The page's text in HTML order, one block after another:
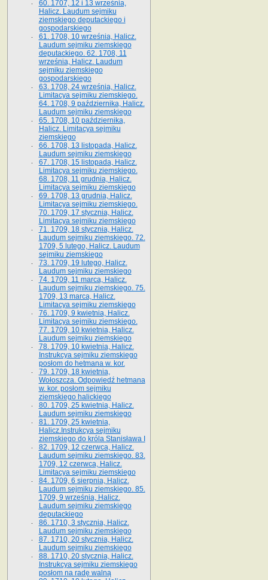
60. 1707, 12 i 13 września,
Halicz. Laudum sejmiku
ziemskiego deputackiego i
gospodarskiego
61. 1708, 10 września, Halicz.
Laudum sejmiku ziemskiego
deputackiego. 62. 1708, 11
września, Halicz. Laudum
sejmiku ziemskiego
gospodarskiego
63. 1708, 24 września, Halicz.
Limitacya sejmiku ziemskiego.
64. 1708, 9 października, Halicz.
Laudum sejmiku ziemskiego
65­. 1708, 10 października,
Halicz. Limitacya sejmiku
ziemskiego
66. 1708, 13 listopada, Halicz.
Laudum sejmiku ziemskiego
67. 1708, 15 listopada, Halicz.
Limitacya sejmiku ziemskiego.
68. 1708, 11 grudnia, Halicz.
Limitacya sejmiku ziemskiego
69. 1708, 13 grudnia, Halicz.
Limitacya sejmiku ziemskiego.
70. 1709, 17 stycznia, Halicz.
Limitacya sejmiku ziemskiego
71. 1709, 18 stycznia, Halicz.
Laudum sejmiku ziemskiego. 72.
1709, 5 lutego, Halicz. Laudum
sejmiku ziemskiego
73. 1709, 19 lutego, Halicz.
Laudum sejmiku ziemskiego
74. 1709, 11 marca, Halicz.
Laudum sejmiku ziemskiego. 75.
1709, 13 marca, Halicz.
Limitacya sejmiku ziemskiego
76. 1709, 9 kwietnia, Halicz.
Limitacya sejmiku ziemskiego.
77. 1709, 10 kwietnia, Halicz.
Laudum sejmiku ziemskiego
78. 1709, 10 kwietnia, Halicz.
Instrukcya sejmiku ziemskiego
posłom do hetmana w. kor.
79. 1709, 18 kwietnia,
Wołoszcza. Odpowiedź hetmana
w. kor. posłom sejmiku
ziemskiego halickiego
80. 1709, 25 kwietnia, Halicz.
Laudum sejmiku ziemskiego
81. 1709, 25 kwietnia,
Halicz.Instrukcya sejmiku
ziemskiego do króla Stanisława I
82. 1709, 12 czerwca, Halicz.
Laudum sejmiku ziemskiego. 83.
1709, 12 czerwca, Halicz.
Limitacya sejmiku ziemskiego
84. 1709, 6 sierpnia, Halicz.
Laudum sejmiku ziemskiego. 85.
1709, 9 września, Halicz.
Laudum sejmiku ziemskiego
deputackiego
86. 1710, 3 stycznia, Halicz.
Laudum sejmiku ziemskiego
87. 1710, 20 stycznia, Halicz.
Laudum sejmiku ziemskiego
88. 1710, 20 stycznia, Halicz.
Instrukcya sejmiku ziemskiego
posłom na radę walną